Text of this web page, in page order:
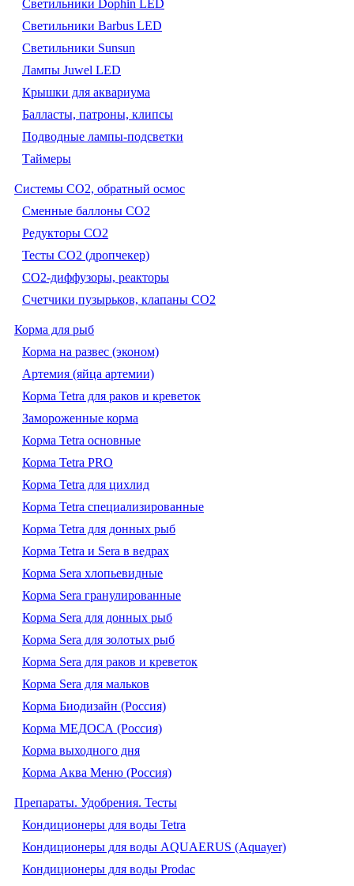
Светильники Dophin LED
Светильники Barbus LED
Светильники Sunsun
Лампы Juwel LED
Крышки для аквариума
Балласты, патроны, клипсы
Подводные лампы-подсветки
Таймеры
Системы CO2, обратный осмос
Сменные баллоны СО2
Редукторы СО2
Тесты CO2 (дропчекер)
СО2-диффузоры, реакторы
Счетчики пузырьков, клапаны СО2
Корма для рыб
Корма на развес (эконом)
Артемия (яйца артемии)
Корма Tetra для раков и креветок
Замороженные корма
Корма Tetra основные
Корма Tetra PRO
Корма Tetra для цихлид
Корма Tetra специализированные
Корма Tetra для донных рыб
Корма Tetra и Sera в ведрах
Корма Sera хлопьевидные
Корма Sera гранулированные
Корма Sera для донных рыб
Корма Sera для золотых рыб
Корма Sera для раков и креветок
Корма Sera для мальков
Корма Биодизайн (Россия)
Корма МЕДОСА (Россия)
Корма выходного дня
Корма Аква Меню (Россия)
Препараты. Удобрения. Тесты
Кондиционеры для воды Tetra
Кондиционеры для воды AQUAERUS (Aquayer)
Кондиционеры для воды Prodac